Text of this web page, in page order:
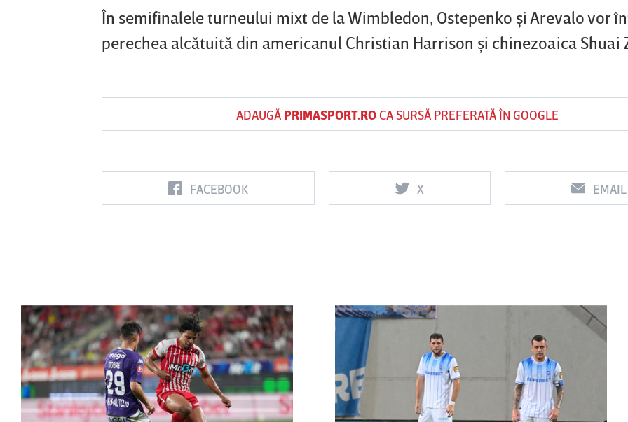
În semifinalele turneului mixt de la Wimbledon, Ostepenko şi Arevalo vor
perechea alcătuită din americanul Christian Harrison şi chinezoaica Shuai
ADAUGĂ PRIMASPORT.ROCA SURSĂ PREFERATĂ ÎN GOOGLE
FACEBOOK X EMAIL